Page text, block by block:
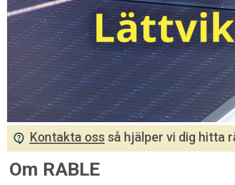
Kontakta oss så hjälper vi dig hitta
Om RABLE